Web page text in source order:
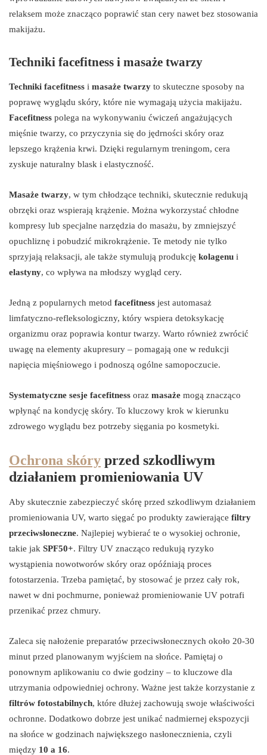
relaksem może znacząco poprawić stan cery nawet bez stosowania
makijażu.
Techniki facefitness i masaże twarzy
Techniki facefitness i masaże twarzy to skuteczne sposoby na
poprawę wyglądu skóry, które nie wymagają użycia makijażu.
Facefitness polega na wykonywaniu ćwiczeń angażujących
mięśnie twarzy, co przyczynia się do jędrności skóry oraz
lepszego krążenia krwi. Dzięki regularnym treningom, cera
zyskuje naturalny blask i elastyczność.
Masaże twarzy, w tym chłodzące techniki, skutecznie redukują
obrzęki oraz wspierają krążenie. Można wykorzystać chłodne
kompresy lub specjalne narzędzia do masażu, by zmniejszyć
opuchliznę i pobudzić mikrokrążenie. Te metody nie tylko
sprzyjają relaksacji, ale także stymulują produkcję kolagenu i
elastyny, co wpływa na młodszy wygląd cery.
Jedną z popularnych metod facefitness jest automasaż
limfatyczno-refleksologiczny, który wspiera detoksykację
organizmu oraz poprawia kontur twarzy. Warto również zwrócić
uwagę na elementy akupresury – pomagają one w redukcji
napięcia mięśniowego i podnoszą ogólne samopoczucie.
Systematyczne sesje facefitness oraz masaże mogą znacząco
wpłynąć na kondycję skóry. To kluczowy krok w kierunku
zdrowego wyglądu bez potrzeby sięgania po kosmetyki.
Ochrona skóry przed szkodliwym
działaniem promieniowania UV
Aby skutecznie zabezpieczyć skórę przed szkodliwym działaniem
promieniowania UV, warto sięgać po produkty zawierające filtry
przeciwsłoneczne. Najlepiej wybierać te o wysokiej ochronie,
takie jak SPF50+. Filtry UV znacząco redukują ryzyko
wystąpienia nowotworów skóry oraz opóźniają proces
fotostarzenia. Trzeba pamiętać, by stosować je przez cały rok,
nawet w dni pochmurne, ponieważ promieniowanie UV potrafi
przenikać przez chmury.
Zaleca się nałożenie preparatów przeciwsłonecznych około 20-30
minut przed planowanym wyjściem na słońce. Pamiętaj o
ponownym aplikowaniu co dwie godziny – to kluczowe dla
utrzymania odpowiedniej ochrony. Ważne jest także korzystanie z
filtrów fotostabilnych, które dłużej zachowują swoje właściwości
ochronne. Dodatkowo dobrze jest unikać nadmiernej ekspozycji
na słońce w godzinach największego nasłonecznienia, czyli
między 10 a 16.